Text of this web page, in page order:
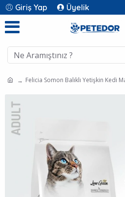
Giriş Yap Üyelik
Felicia Somon Balıklı Yetişkin Kedi